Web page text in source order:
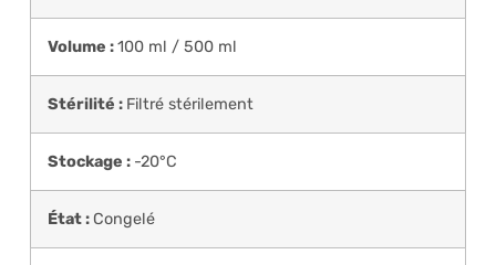
Volume :100 ml / 500 ml
Stérilité : Filtré stérilement
Stockage : -20°C
État : Congelé